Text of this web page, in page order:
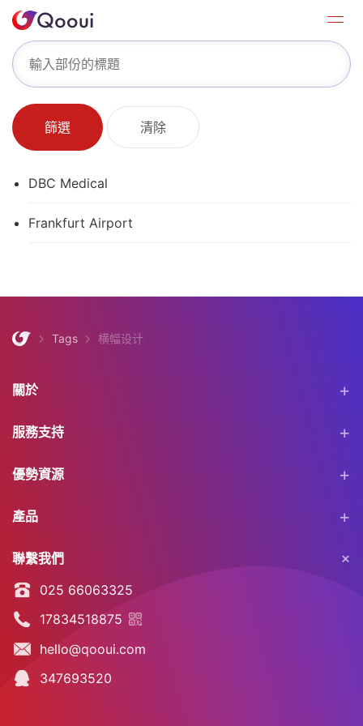
篩選 清除
DBC Medical
Frankfurt Airport
Tags 横幅设计
關於
服務支持
優勢資源
產品
聯繫我們
025 66063325
17834518875
hello@qooui.com
347693520